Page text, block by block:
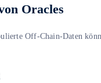
Oracles
Off-Chain-Daten